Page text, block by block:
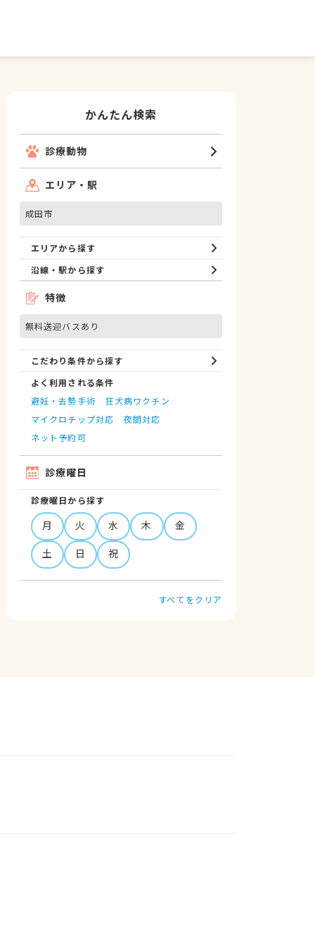
かんたん検索
診療動物
エリア・駅
成田市
エリアから探す
沿線・駅から探す
特徴
無料送迎バスあり
こだわり条件から探す
よく利用される条件
避妊・去勢手術
狂犬病ワクチン
マイクロチップ対応
夜間対応
ネット予約可
診療曜日
診療曜日から探す
月 火 水 木
金
土
日 祝
すべてをクリア